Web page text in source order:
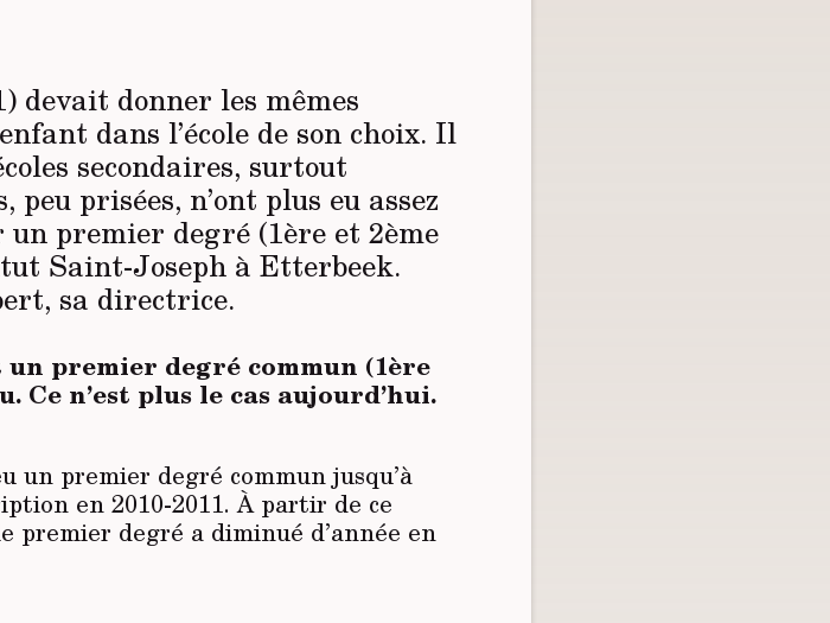
devait donner les mêmes
dans l’école de son choix. Il
secondaires, surtout
prisées, n’ont plus eu assez
premier degré (1ère et 2ème
Saint-Joseph à Etterbeek.
sa directrice.
premier degré commun (1ère
Ce n’est plus le cas aujourd’hui.
un premier degré commun jusqu’à
en 2010-2011. À partir de ce
premier degré a diminué d’année en